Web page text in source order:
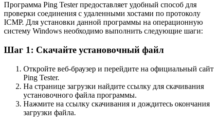
Программа Ping Tester предоставляет удобный способ для
проверки соединения с удаленными хостами по протоколу
ICMP. Для установки данной программы на операционную
систему Windows необходимо выполнить следующие шаги:
Шаг 1: Скачайте установочный файл
Откройте веб-браузер и перейдите на официальный сайт
Ping Tester.
На странице загрузки найдите ссылку для скачивания
установочного файла программы.
Нажмите на ссылку скачивания и дождитесь окончания
загрузки файла.